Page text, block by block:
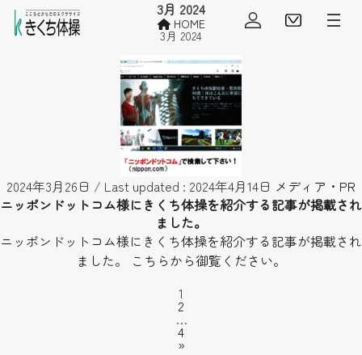
会員ログイン
見学
3月 2024
HOME
3月 2024
2024年3月26日 / Last updated : 2024年4月14日 メディア・PR
ニッポンドットコム様にきくち体操を紹介する記事が掲載され
ました。
ニッポンドットコム様にきくち体操を紹介する記事が掲載され
ました。 こちらから御覧ください。
Page
1
Page
2
…
Page
4
»